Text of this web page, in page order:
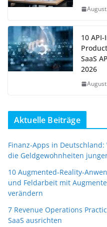
10
SaaS
2026
Aktuelle Beiträge
Finanz-Apps in
die Geldgewohnheiten
10 Augmented-Reality-
und Feldarbeit mit
verändern
7 Revenue Operations
SaaS ausrichten